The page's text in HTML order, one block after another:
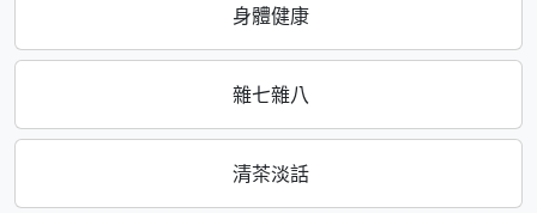
身體健康
雜七雜八
清茶淡話